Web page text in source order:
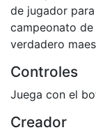
de jugador
campeonato de
verdadero
Controles
Juega con el
Creador